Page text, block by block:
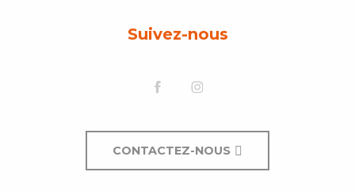
Suivez-nous
CONTACTEZ-NOUS